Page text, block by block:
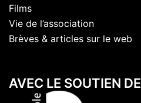
Films
Vie de l’association
Brèves & articles sur le web
AVEC LE SOUTIEN DE